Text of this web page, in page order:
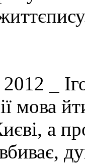
_
мова
а